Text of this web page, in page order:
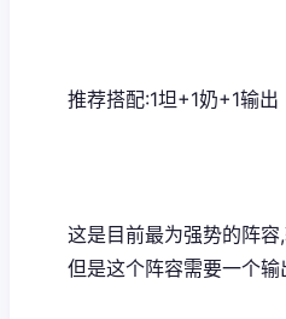
推荐搭配:1坦+1奶+1输出
这是目前最为强势的阵
但是这个阵容需要一个